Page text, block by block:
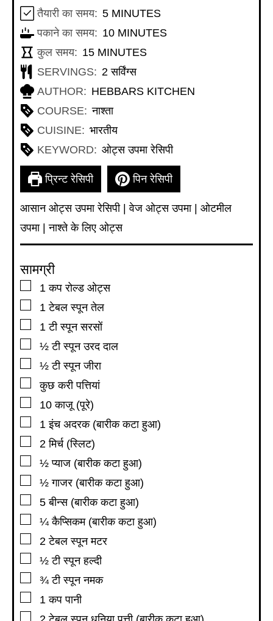
तैयारी का समय: 5MINUTES
MINUTES
पकाने का समय: 10MINUTES
MINUTES
कुल समय: 15MINUTES
MINUTES
SERVINGS: 2 सर्विंग्स
AUTHOR: HEBBARS KITCHEN
COURSE: नाश्ता
CUISINE: भारतीय
KEYWORD: ओट्स उपमा रेसिपी
प्रिन्ट रेसिपी पिन रेसिपी
आसान ओट्स उपमा रेसिपी | वेज ओट्स उपमा | ओटमील
उपमा | नाश्ते के लिए ओट्स
सामग्री
▢
1 कप रोल्ड ओट्स
▢
1 टेबल स्पून तेल
▢
1 टी स्पूनसरसों
▢
½ टी स्पूनउरद दाल
▢
½ टी स्पूनजीरा
▢
कुछ करी पत्तियां
▢
10 काजू (पूरे)
▢
1 इंच अदरक (बारीक कटा हुआ)
▢
2 मिर्च (स्लिट)
▢
½ प्याज (बारीक कटा हुआ)
▢
½ गाजर (बारीक कटा हुआ)
▢
5 बीन्स (बारीक कटा हुआ)
▢
¼ कैप्सिकम (बारीक कटा हुआ)
▢
2 टेबल स्पून मटर
▢
½ टी स्पूनहल्दी
▢
¾ टी स्पूननमक
▢
1 कप पानी
▢